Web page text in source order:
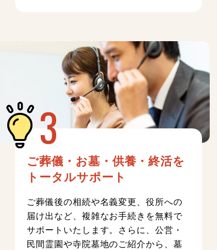
ご葬儀・お墓・供養・終活を
トータルサポート
ご葬儀後の相続や名義変更、役所への
届け出など、複雑なお手続きを無料で
サポートいたします。さらに、公営・
民間霊園や寺院墓地のご紹介から、墓